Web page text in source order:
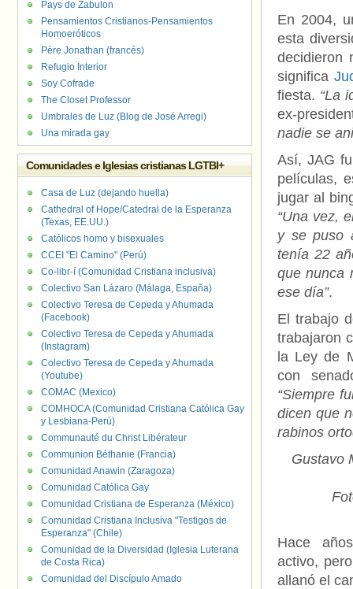
En 2004,
esta
decidieron
significa
fiesta. “La
ex-
nadie se
Así, JAG
películas,
jugar al
“Una vez,
y se puso
tenía 22
que nunca
ese día”.
El trabajo
trabajaron
la Ley de
con
“Siempre
dicen que
rabinos
Gustavo
Hace
activo,
allanó el
Pays de Zabulon
Pensamientos Cristianos-Pensamientos
Homoeróticos
Père Jonathan (francés)
Refugio Interior
Soy Cofrade
The Closet Professor
Umbrales de Luz (Blog de José Arregi)
Una mirada gay
Comunidades e Iglesias cristianas LGTBI+
Casa de Luz (dejando huella)
Cathedral of Hope/Catedral de la Esperanza
(Texas, EE.UU.)
Católicos homo y bisexuales
CCEI "El Camino" (Perú)
Co-libr-í (Comunidad Cristiana inclusiva)
Colectivo San Lázaro (Málaga, España)
Colectivo Teresa de Cepeda y Ahumada
(Facebook)
Colectivo Teresa de Cepeda y Ahumada
(Instagram)
Colectivo Teresa de Cepeda y Ahumada
(Youtube)
COMAC (Mexico)
COMHOCA (Comunidad Cristiana Católica Gay
y Lesbiana-Perú)
Communauté du Christ Libérateur
Communion Béthanie (Francia)
Comunidad Anawin (Zaragoza)
Comunidad Católica Gay
Comunidad Cristiana de Esperanza (México)
Comunidad Cristiana Inclusiva "Testigos de
Esperanza" (Chile)
Comunidad de la Diversidad (Iglesia Luterana
de Costa Rica)
Comunidad del Discípulo Amado